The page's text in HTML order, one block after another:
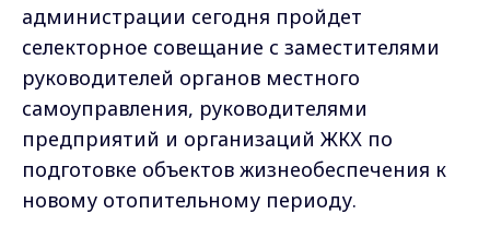
администрации сегодня пройдет
селекторное совещание с заместителями
руководителей органов местного
самоуправления, руководителями
предприятий и организаций ЖКХ по
подготовке объектов жизнеобеспечения к
новому отопительному периоду.